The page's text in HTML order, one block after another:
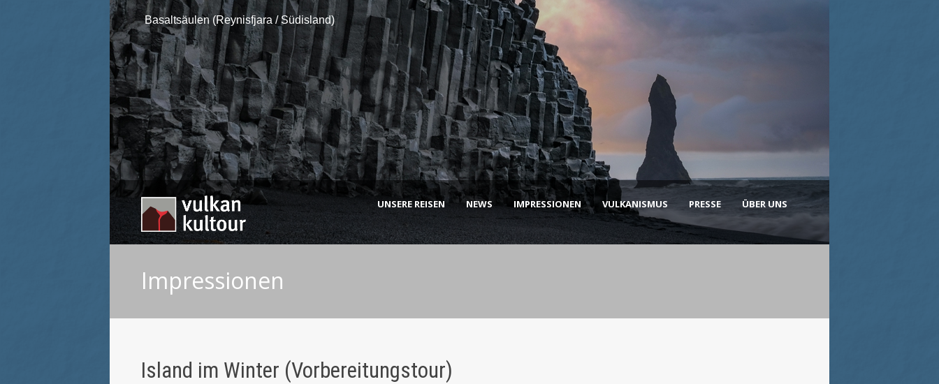
UNSERE REISEN NEWS IMPRESSIONEN VULKANISMUS PRESSE ÜBER UNS
Basaltsäulen (Reynisfjara / Südisland)
Impressionen
Island im Winter (Vorbereitungstour)